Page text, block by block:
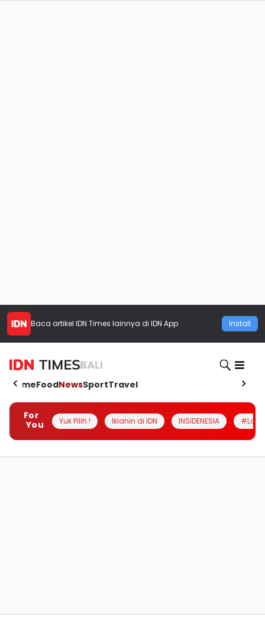
Baca artikel IDN Times lainnya di IDN App Install
BALI
HomeFoodNewsSportTravel
For
You
Yuk Pilih ! Iklanin di IDN INSIDENESIA